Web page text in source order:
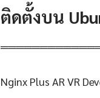
ติดตั้งบน
Nginx Plus AR VR